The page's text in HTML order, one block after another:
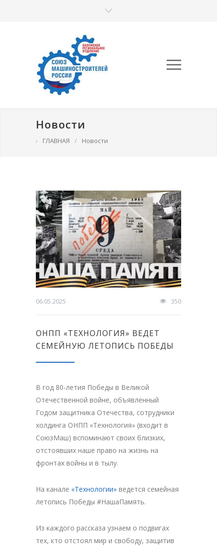
Новости
› ГЛАВНАЯ / Новости
06.05.2025 350
ОНПП «ТЕХНОЛОГИЯ» ВЕДЕТ
СЕМЕЙНУЮ ЛЕТОПИСЬ ПОБЕДЫ
В год 80-летия Победы в Великой
Отечественной войне, объявленный
Годом защитника Отечества, сотрудники
холдинга ОНПП «Технология» (входит в
СоюзМаш) вспоминают своих близких,
отстоявших наше право на жизнь на
фронтах войны и в тылу.
На канале «Технологии» ведется семейная
летопись Победы #НашаПамять.
Из каждого рассказа узнаем о подвигах
тех, кто отстоял мир и свободу, защитив